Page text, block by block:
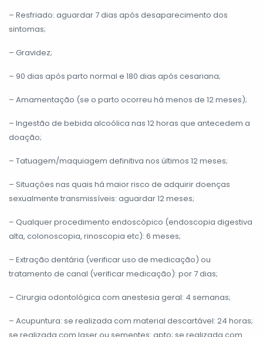
– Resfriado: aguardar 7 dias após desaparecimento dos
sintomas;
– Gravidez;
– 90 dias após parto normal e 180 dias após cesariana;
– Amamentação (se o parto ocorreu há menos de 12 meses);
– Ingestão de bebida alcoólica nas 12 horas que antecedem a
doação;
– Tatuagem/maquiagem definitiva nos últimos 12 meses;
– Situações nas quais há maior risco de adquirir doenças
sexualmente transmissíveis: aguardar 12 meses;
– Qualquer procedimento endoscópico (endoscopia digestiva
alta, colonoscopia, rinoscopia etc): 6 meses;
– Extração dentária (verificar uso de medicação) ou
tratamento de canal (verificar medicação): por 7 dias;
– Cirurgia odontológica com anestesia geral: 4 semanas;
– Acupuntura: se realizada com material descartável: 24 horas;
se realizada com laser ou sementes: apto; se realizada com